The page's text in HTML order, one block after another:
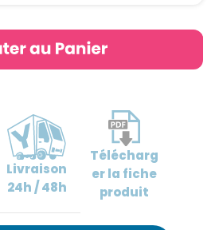
Livraison
24h / 48h
Télécharg
erla fiche
produit